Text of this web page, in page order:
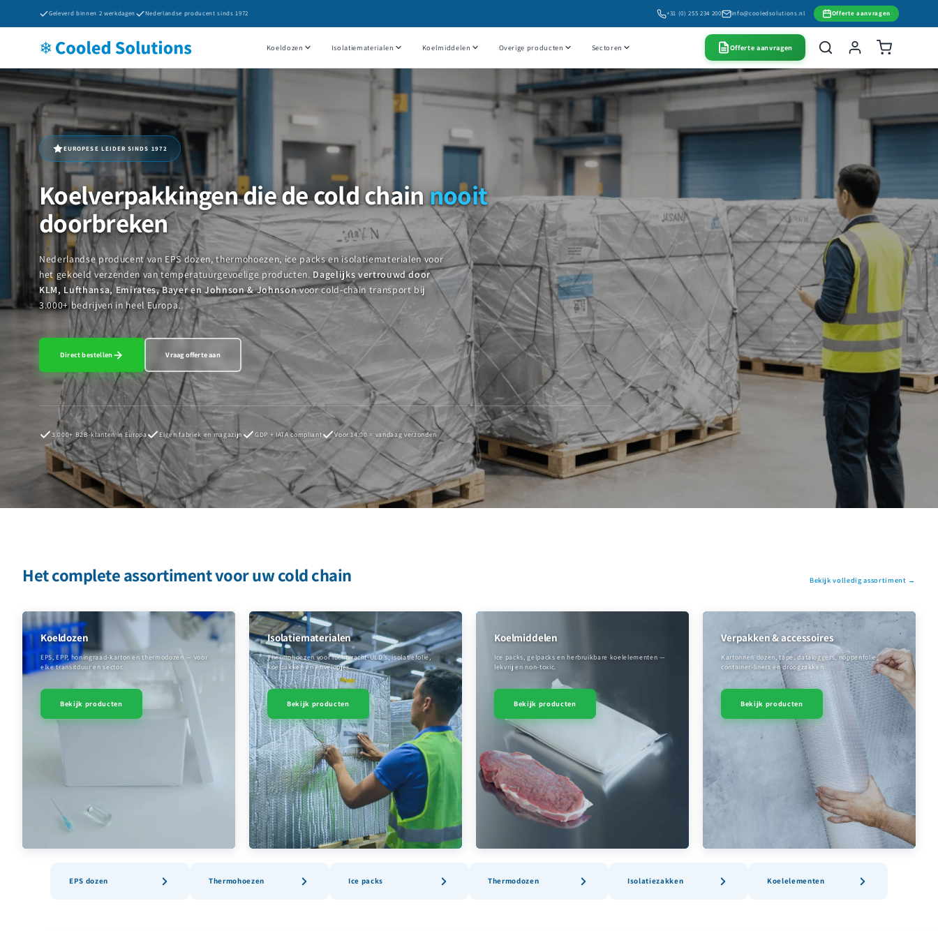
naar de
content
Geleverd binnen 2 werkdagen Nederlandse producent sinds 1972 +31 (0) 255 234 200 info@cooledsolutions.nl Offerte aanvragen
Koeldozen Isolatiematerialen Koelmiddelen Overige producten Sectoren Offerte aanvragen
EUROPESE LEIDER SINDS 1972
Koelverpakkingen die de cold chainnooit
doorbreken
Nederlandse producent van EPS dozen, thermohoezen, ice packs en isolatiematerialen voor
het gekoeld verzenden van temperatuurgevoelige producten.Dagelijks vertrouwd door
KLM, Lufthansa, Emirates, Bayer en Johnson & Johnsonvoor cold-chain transport bij
3.000+ bedrijven in heel Europa.
Direct bestellen Vraag offerte aan
3.000+ B2B-klanten in Europa Eigen fabriek en magazijn GDP + IATA compliant Voor 14:00 = vandaag verzonden
Het complete assortiment voor uw cold chain Bekijk volledig assortiment →
Koeldozen
EPS, EPP, honingraad-karton en thermodozen — voor
elke transitduur en sector.
Bekijk producten
Isolatiematerialen
Thermohoezen voor luchtvracht-ULD’s, isolatiefolie,
koelzakken en envelopjes.
Bekijk producten
Koelmiddelen
Ice packs, gelpacks en herbruikbare koelelementen —
lekvrij en non-toxic.
Bekijk producten
Verpakken & accessoires
Kartonnen dozen, tape, dataloggers, noppenfolie,
container-liners en droogzakken.
Bekijk producten
EPS dozen Thermohoezen Ice packs Thermodozen Isolatiezakken Koelelementen